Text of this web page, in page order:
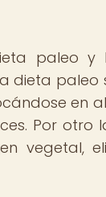
paleo y
dieta
en
Por
vegetal,